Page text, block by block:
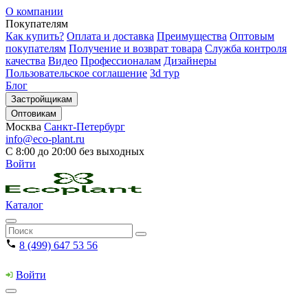
О компании
Покупателям
Как купить? Оплата и доставка Преимущества Оптовым
покупателям Получение и возврат товара Служба контроля
качества Видео Профессионалам Дизайнеры
Пользовательское соглашение 3d тур
Блог
Застройщикам
Оптовикам
Москва Санкт-Петербург
info@eco-plant.ru
С 8:00 до 20:00 без выходных
Войти
Каталог
8 (499) 647 53 56
Войти